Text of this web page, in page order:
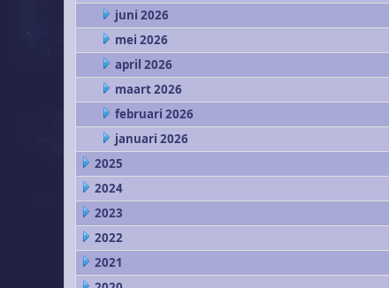
juni 2026
mei 2026
april 2026
maart 2026
februari 2026
januari 2026
2025
2024
2023
2022
2021